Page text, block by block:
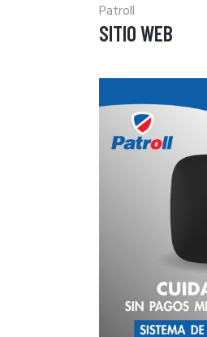
Patroll
SITIO WEB